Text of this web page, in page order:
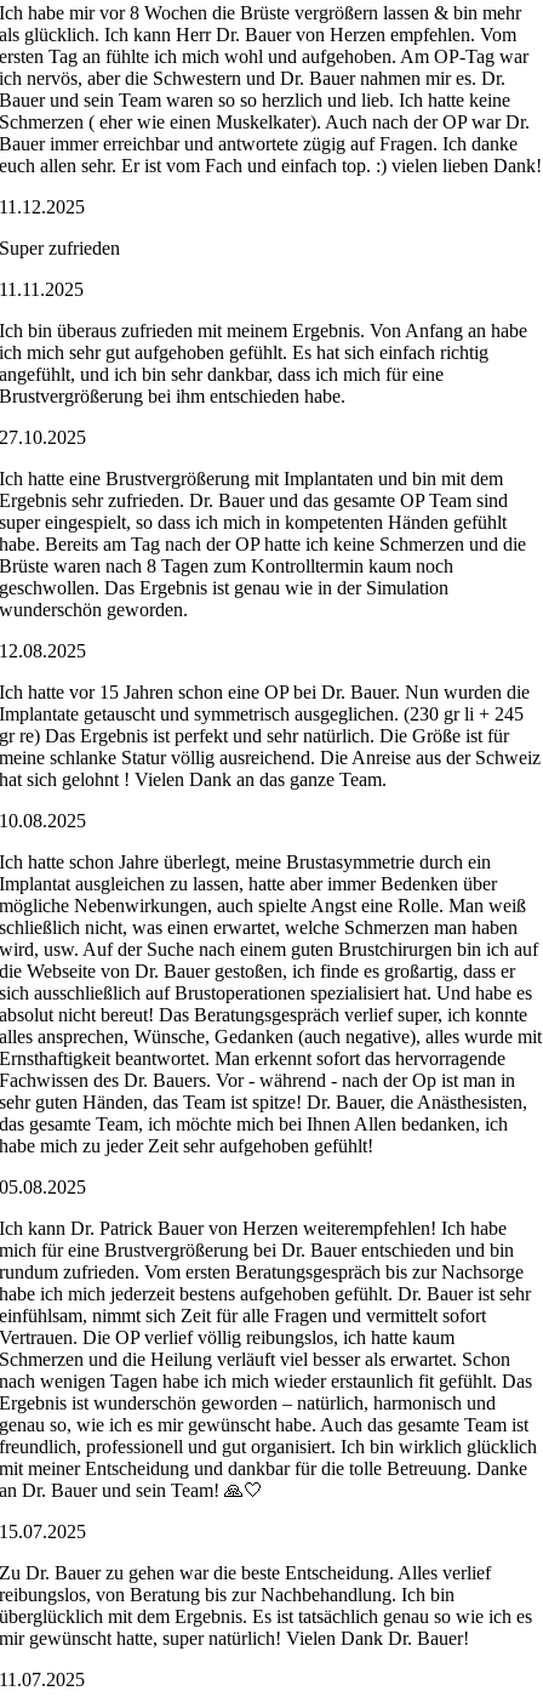
Ich habe mir vor 8 Wochen die Brüste vergrößern lassen & bin mehr
als glücklich. Ich kann Herr Dr. Bauer von Herzen empfehlen. Vom
ersten Tag an fühlte ich mich wohl und aufgehoben. Am OP-Tag war
ich nervös, aber die Schwestern und Dr. Bauer nahmen mir es. Dr.
Bauer und sein Team waren so so herzlich und lieb. Ich hatte keine
Schmerzen ( eher wie einen Muskelkater). Auch nach der OP war Dr.
Bauer immer erreichbar und antwortete zügig auf Fragen. Ich danke
euch allen sehr. Er ist vom Fach und einfach top. :) vielen lieben Dank!
11.12.2025
Super zufrieden
11.11.2025
Ich bin überaus zufrieden mit meinem Ergebnis. Von Anfang an habe
ich mich sehr gut aufgehoben gefühlt. Es hat sich einfach richtig
angefühlt, und ich bin sehr dankbar, dass ich mich für eine
Brustvergrößerung bei ihm entschieden habe.
27.10.2025
Ich hatte eine Brustvergrößerung mit Implantaten und bin mit dem
Ergebnis sehr zufrieden. Dr. Bauer und das gesamte OP Team sind
super eingespielt, so dass ich mich in kompetenten Händen gefühlt
habe. Bereits am Tag nach der OP hatte ich keine Schmerzen und die
Brüste waren nach 8 Tagen zum Kontrolltermin kaum noch
geschwollen. Das Ergebnis ist genau wie in der Simulation
wunderschön geworden.
12.08.2025
Ich hatte vor 15 Jahren schon eine OP bei Dr. Bauer. Nun wurden die
Implantate getauscht und symmetrisch ausgeglichen. (230 gr li + 245
gr re) Das Ergebnis ist perfekt und sehr natürlich. Die Größe ist für
meine schlanke Statur völlig ausreichend. Die Anreise aus der Schweiz
hat sich gelohnt ! Vielen Dank an das ganze Team.
10.08.2025
Ich hatte schon Jahre überlegt, meine Brustasymmetrie durch ein
Implantat ausgleichen zu lassen, hatte aber immer Bedenken über
mögliche Nebenwirkungen, auch spielte Angst eine Rolle. Man weiß
schließlich nicht, was einen erwartet, welche Schmerzen man haben
wird, usw. Auf der Suche nach einem guten Brustchirurgen bin ich auf
die Webseite von Dr. Bauer gestoßen, ich finde es großartig, dass er
sich ausschließlich auf Brustoperationen spezialisiert hat. Und habe es
absolut nicht bereut! Das Beratungsgespräch verlief super, ich konnte
alles ansprechen, Wünsche, Gedanken (auch negative), alles wurde mit
Ernsthaftigkeit beantwortet. Man erkennt sofort das hervorragende
Fachwissen des Dr. Bauers. Vor - während - nach der Op ist man in
sehr guten Händen, das Team ist spitze! Dr. Bauer, die Anästhesisten,
das gesamte Team, ich möchte mich bei Ihnen Allen bedanken, ich
habe mich zu jeder Zeit sehr aufgehoben gefühlt!
05.08.2025
Ich kann Dr. Patrick Bauer von Herzen weiterempfehlen! Ich habe
mich für eine Brustvergrößerung bei Dr. Bauer entschieden und bin
rundum zufrieden. Vom ersten Beratungsgespräch bis zur Nachsorge
habe ich mich jederzeit bestens aufgehoben gefühlt. Dr. Bauer ist sehr
einfühlsam, nimmt sich Zeit für alle Fragen und vermittelt sofort
Vertrauen. Die OP verlief völlig reibungslos, ich hatte kaum
Schmerzen und die Heilung verläuft viel besser als erwartet. Schon
nach wenigen Tagen habe ich mich wieder erstaunlich fit gefühlt. Das
Ergebnis ist wunderschön geworden – natürlich, harmonisch und
genau so, wie ich es mir gewünscht habe. Auch das gesamte Team ist
freundlich, professionell und gut organisiert. Ich bin wirklich glücklich
mit meiner Entscheidung und dankbar für die tolle Betreuung. Danke
an Dr. Bauer und sein Team! 🙏🤍
15.07.2025
Zu Dr. Bauer zu gehen war die beste Entscheidung. Alles verlief
reibungslos, von Beratung bis zur Nachbehandlung. Ich bin
überglücklich mit dem Ergebnis. Es ist tatsächlich genau so wie ich es
mir gewünscht hatte, super natürlich! Vielen Dank Dr. Bauer!
11.07.2025